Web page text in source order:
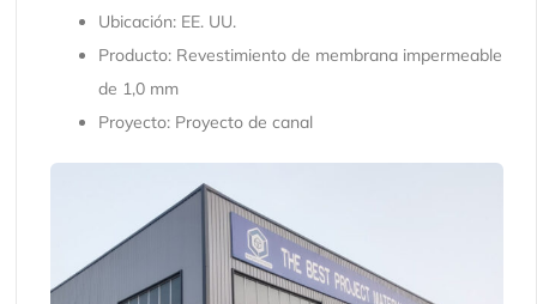
Ubicación: EE. UU.
Producto: Revestimiento de membrana impermeable
de 1,0 mm
Proyecto: Proyecto de canal